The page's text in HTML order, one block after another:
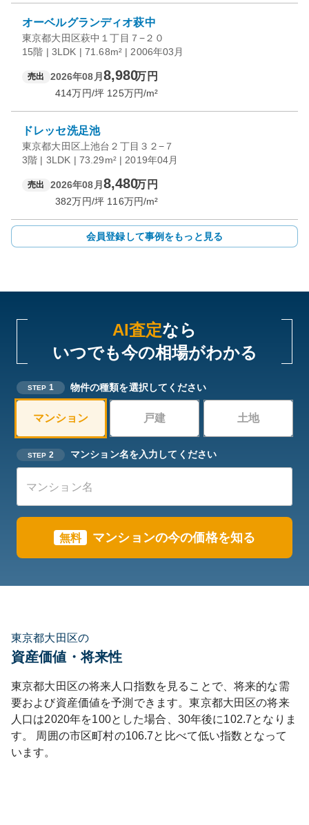
オーベルグランディオ萩中
東京都大田区萩中１丁目７−２０
15階 | 3LDK | 71.68m² | 2006年03月
売出 2026年08月 8,980万円
414万円/坪 125万円/m²
ドレッセ洗足池
東京都大田区上池台２丁目３２−７
3階 | 3LDK | 73.29m² | 2019年04月
売出 2026年08月 8,480万円
382万円/坪 116万円/m²
会員登録して事例をもっと見る
AI査定なら
いつでも今の相場がわかる
STEP 1 物件の種類を選択してください
マンション 戸建 土地
STEP 2 マンション名を入力してください
無料 マンションの今の価格を知る
東京都大田区の
資産価値・将来性
東京都大田区の将来人口指数を見ることで、将来的な需
要および資産価値を予測できます。東京都大田区の将来
人口は2020年を100とした場合、30年後に102.7となりま
す。
周囲の市区町村の106.7と比べて低い指数となって
います。